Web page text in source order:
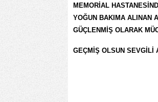
MEMORİAL
YOĞUN BAKIMA ALINAN
GÜÇLENMİŞ OLARAK
GEÇMİŞ OLSUN SEVGİLİ